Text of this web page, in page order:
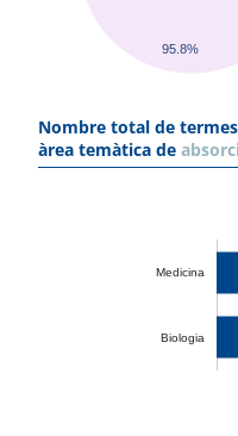
95.8%
Nombre total de
àrea temàtica de
Medicina
Biologia